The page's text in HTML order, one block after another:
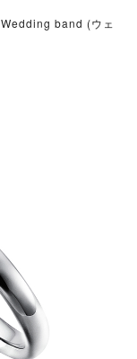
Wedding band (ウェ